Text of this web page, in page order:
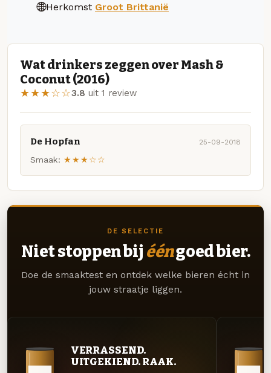
Herkomst Groot Brittanië
Wat drinkers zeggen over Mash &
Coconut (2016)
★★★☆☆3.8 uit 1 review
De Hopfan 25-09-2018
Smaak: ★★★☆☆
DE SELECTIE
Niet stoppen bij ééngoed bier.
Doe de smaaktest en ontdek welke bieren écht in
jouw straatje liggen.
VERRASSEND.
UITGEKIEND. RAAK.